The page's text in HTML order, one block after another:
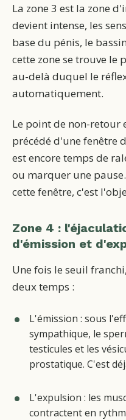
La zone 3 est la zone
devient intense, les
base du pénis, le
cette zone se trouve le
au-delà duquel le
automatiquement.
Le point de non-retour
précédé d'une fenêtre
est encore temps de
ou marquer une
cette fenêtre, c'est
Zone 4 :
d'émission et
Une fois le seuil
deux temps :
L'émission : sous
sympathique, le
testicules et les
prostatique. C'est
L'expulsion : les
contractent en